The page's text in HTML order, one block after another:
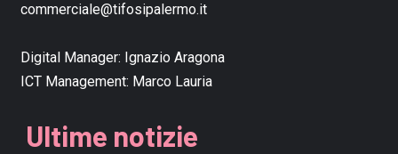
commerciale@tifosipalermo.it
Digital Manager: Ignazio Aragona
ICT Management: Marco Lauria
Ultime notizie